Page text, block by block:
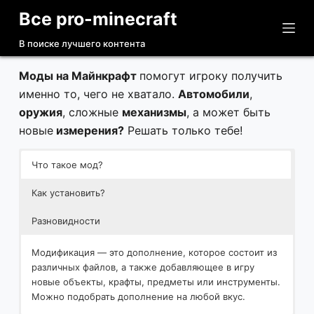
П
р
е
й
т
и
Все pro-minecraft
В поиске лучшего контента
Моды на Майнкрафт помогут игроку получить
именно то, чего не хватало. Автомобили,
оружия, сложные механизмы, а может быть
новыеизмерения?Решать только тебе!
Что такое мод?
Как установить?
Разновидности
Модификация — это дополнение, которое состоит из
различных файлов, а также добавляющее в игру
новые объекты, крафты, предметы или инструменты.
Можно подобрать дополнение на любой вкус.